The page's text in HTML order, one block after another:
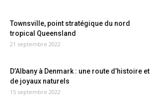
Townsville, point stratégique du nord
tropical Queensland
21 septembre 2022
D’Albany à Denmark : une route d’histoire et
de joyaux naturels
15 septembre 2022